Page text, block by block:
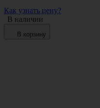
Как узнать цену?
В наличии
В корзину